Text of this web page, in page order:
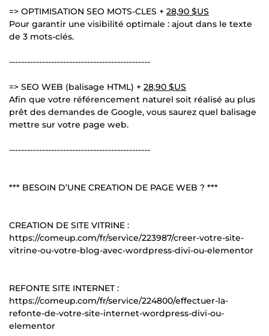
=> OPTIMISATION SEO MOTS-CLES + 28,90 $US
Pour garantir une visibilité optimale : ajout dans le texte
de 3 mots-clés.
-----------------------------------------------
=> SEO WEB (balisage HTML) + 28,90 $US
Afin que votre référencement naturel soit réalisé au plus
prêt des demandes de Google, vous saurez quel balisage
mettre sur votre page web.
-----------------------------------------------
*** BESOIN D’UNE CREATION DE PAGE WEB ? ***
CREATION DE SITE VITRINE :
https://comeup.com/fr/service/223987/creer-votre-site-
vitrine-ou-votre-blog-avec-wordpress-divi-ou-elementor
REFONTE SITE INTERNET :
https://comeup.com/fr/service/224800/effectuer-la-
refonte-de-votre-site-internet-wordpress-divi-ou-
elementor